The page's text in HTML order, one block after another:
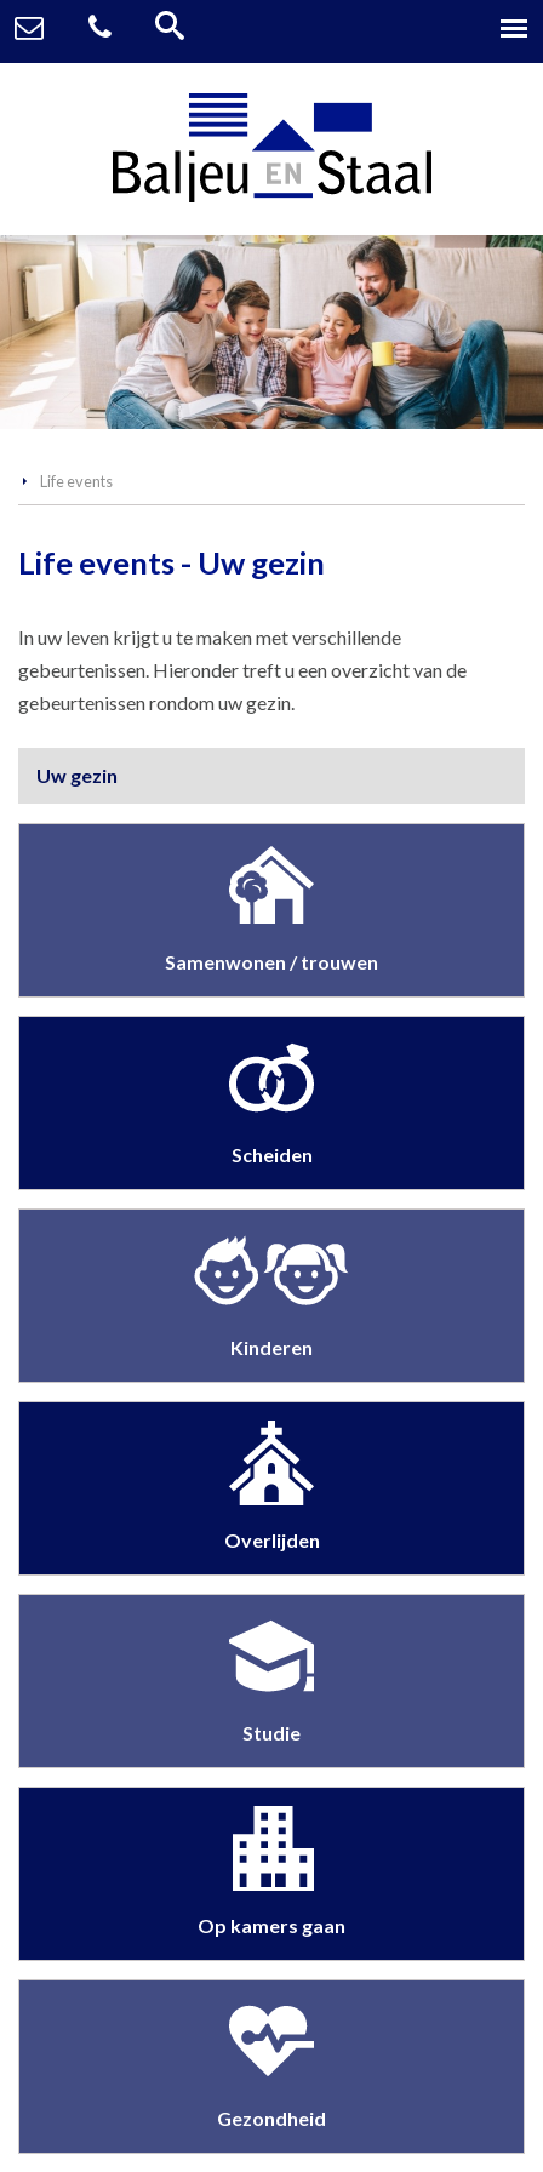
Life events
Life events - Uw gezin
In uw leven krijgt u te maken met verschillende
gebeurtenissen. Hieronder treft u een overzicht van de
gebeurtenissen rondom uw gezin.
Uw gezin
Samenwonen / trouwen
Scheiden
Kinderen
Overlijden
Studie
Op kamers gaan
Gezondheid